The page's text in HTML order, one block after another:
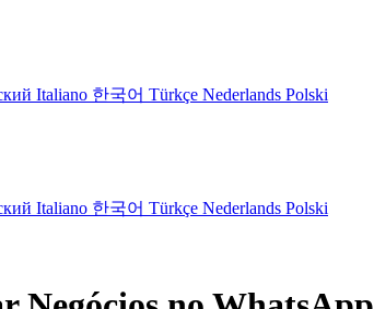
Italiano 한국어 Türkçe Nederlands Polski
Italiano 한국어 Türkçe Nederlands Polski